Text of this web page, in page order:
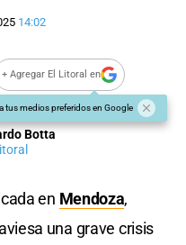
14:02
+ Agregar El Litoral en
tus medios preferidos en Google
Botta
en Mendoza,
una grave crisis